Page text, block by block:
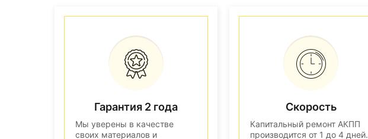
Гарантия 2 года
Мы уверены в качестве
своих материалов и
Скорость
Капитальный ремонт АКПП
производится от 1 до 4 дней.